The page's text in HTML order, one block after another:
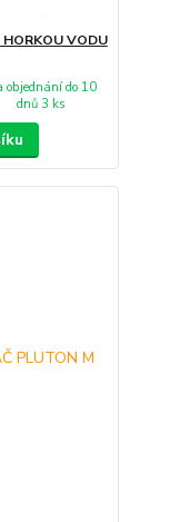
VODU
objednání do 10
dnů 3 ks